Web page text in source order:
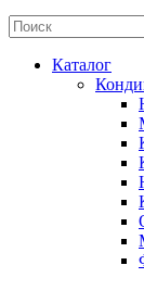
Каталог